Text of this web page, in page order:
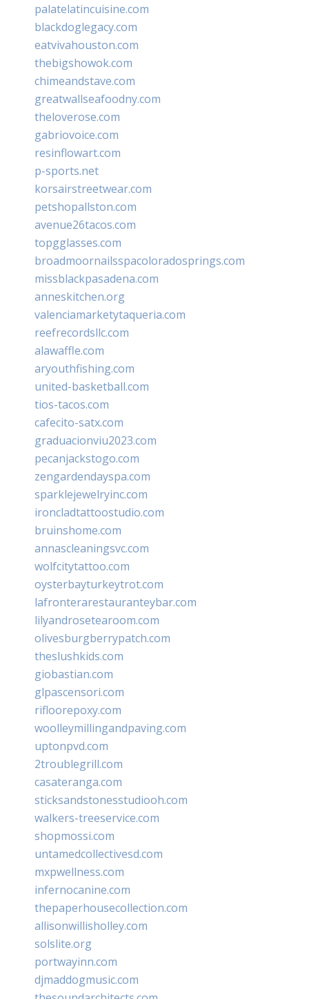
palatelatincuisine.com
blackdoglegacy.com
eatvivahouston.com
thebigshowok.com
chimeandstave.com
greatwallseafoodny.com
theloverose.com
gabriovoice.com
resinflowart.com
p-sports.net
korsairstreetwear.com
petshopallston.com
avenue26tacos.com
topgglasses.com
broadmoornailsspacoloradosprings.com
missblackpasadena.com
anneskitchen.org
valenciamarketytaqueria.com
reefrecordsllc.com
alawaffle.com
aryouthfishing.com
united-basketball.com
tios-tacos.com
cafecito-satx.com
graduacionviu2023.com
pecanjackstogo.com
zengardendayspa.com
sparklejewelryinc.com
ironcladtattoostudio.com
bruinshome.com
annascleaningsvc.com
wolfcitytattoo.com
oysterbayturkeytrot.com
lafronterarestauranteybar.com
lilyandrosetearoom.com
olivesburgberrypatch.com
theslushkids.com
giobastian.com
glpascensori.com
rifloorepoxy.com
woolleymillingandpaving.com
uptonpvd.com
2troublegrill.com
casateranga.com
sticksandstonesstudiooh.com
walkers-treeservice.com
shopmossi.com
untamedcollectivesd.com
mxpwellness.com
infernocanine.com
thepaperhousecollection.com
allisonwillisholley.com
solslite.org
portwayinn.com
djmaddogmusic.com